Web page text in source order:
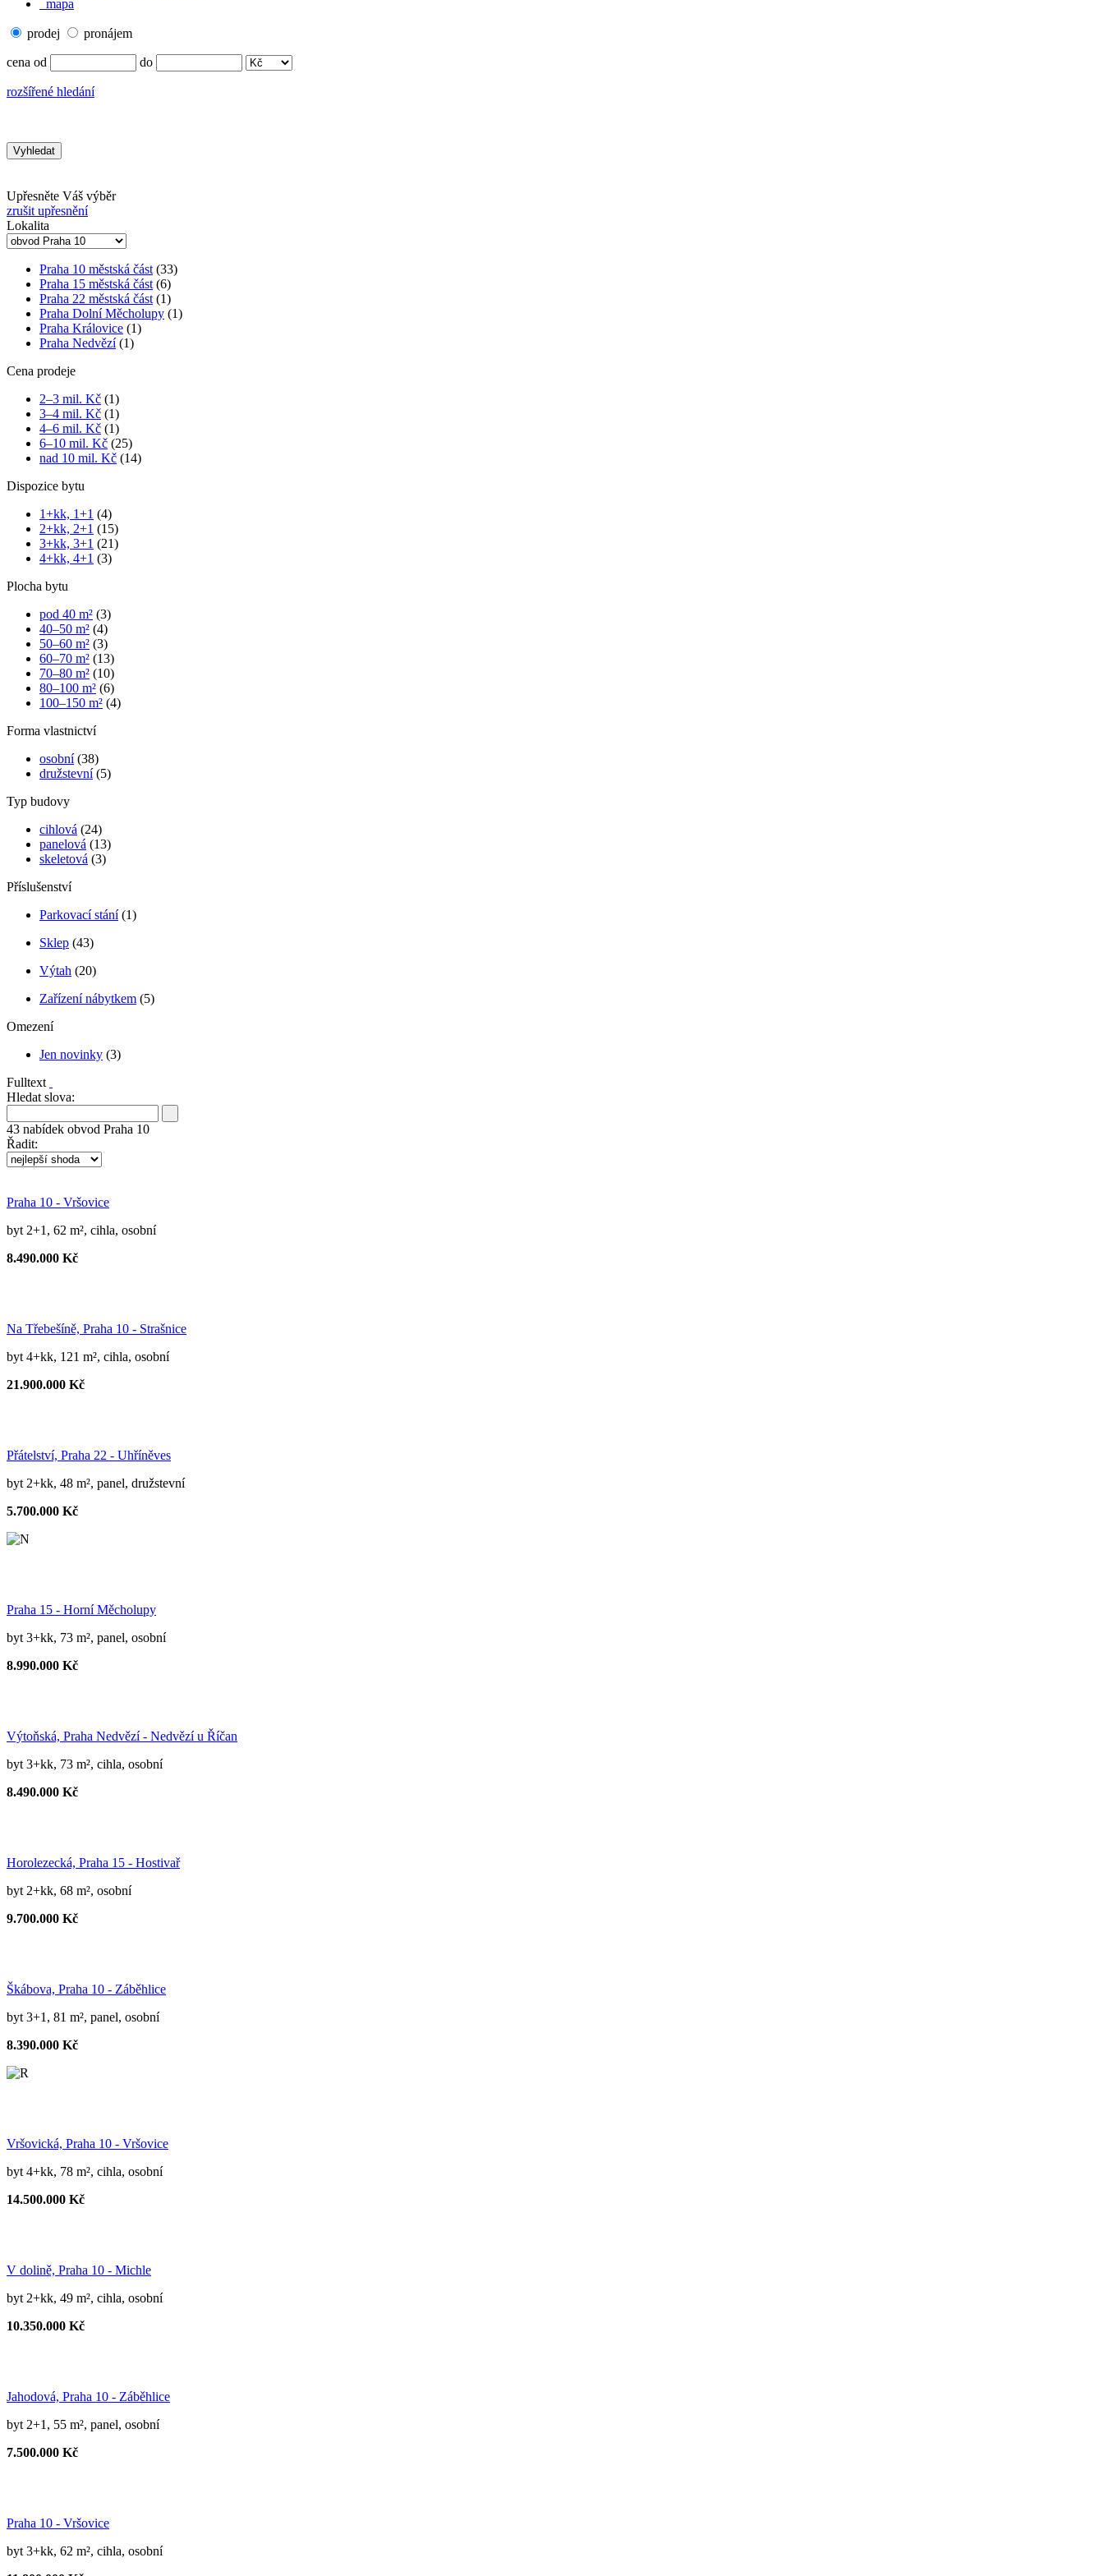
mapa
prodej pronájem
cena od do
rozšířené hledání
Upřesněte Váš výběr
zrušit upřesnění
Lokalita
Praha 10 městská část (33)
Praha 15 městská část (6)
Praha 22 městská část (1)
Praha Dolní Měcholupy (1)
Praha Královice (1)
Praha Nedvězí(1)
Cena prodeje
2–3 mil. Kč (1)
3–4 mil. Kč (1)
4–6 mil. Kč (1)
6–10 mil. Kč (25)
nad 10 mil. Kč (14)
Dispozice bytu
1+kk, 1+1 (4)
2+kk, 2+1 (15)
3+kk, 3+1 (21)
4+kk, 4+1 (3)
Plocha bytu
pod 40 m² (3)
40–50 m² (4)
50–60 m² (3)
60–70 m² (13)
70–80 m² (10)
80–100 m² (6)
100–150 m² (4)
Forma vlastnictví
osobní(38)
družstevní(5)
Typ budovy
cihlová (24)
panelová (13)
skeletová (3)
Příslušenství
Parkovací stání(1)
Sklep (43)
Výtah (20)
Zařízení nábytkem (5)
Omezení
Jen novinky (3)
Fulltext
Hledat slova:
43 nabídek obvod Praha 10
Řadit:
Praha 10 - Vršovice
byt 2+1, 62 m², cihla, osobní
8.490.000 Kč
Na Třebešíně, Praha 10 - Strašnice
byt 4+kk, 121 m², cihla, osobní
21.900.000 Kč
Přátelství, Praha 22 - Uhříněves
byt 2+kk, 48 m², panel, družstevní
5.700.000 Kč
Praha 15 - Horní Měcholupy
byt 3+kk, 73 m², panel, osobní
8.990.000 Kč
Výtoňská, Praha Nedvězí - Nedvězí u Říčan
byt 3+kk, 73 m², cihla, osobní
8.490.000 Kč
Horolezecká, Praha 15 - Hostivař
byt 2+kk, 68 m², osobní
9.700.000 Kč
Škábova, Praha 10 - Záběhlice
byt 3+1, 81 m², panel, osobní
8.390.000 Kč
Vršovická, Praha 10 - Vršovice
byt 4+kk, 78 m², cihla, osobní
14.500.000 Kč
V dolině, Praha 10 - Michle
byt 2+kk, 49 m², cihla, osobní
10.350.000 Kč
Jahodová, Praha 10 - Záběhlice
byt 2+1, 55 m², panel, osobní
7.500.000 Kč
Praha 10 - Vršovice
byt 3+kk, 62 m², cihla, osobní